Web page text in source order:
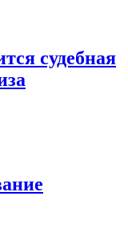
судебная